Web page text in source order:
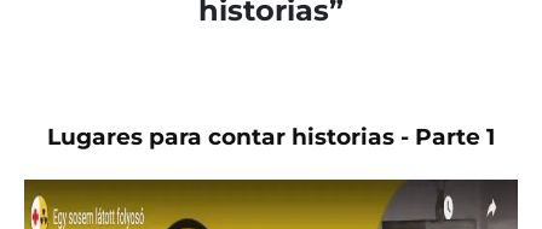
historias”
Lugares para contar historias - Parte 1